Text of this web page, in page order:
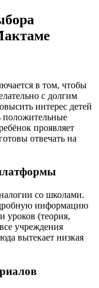
в том, чтобы
с долгим
интерес детей
положительные
проявляет
отвечать на
со школами.
информацию
уроков (теория,
учреждения
вытекает низкая